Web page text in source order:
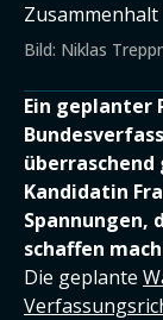
Bild: Niklas
Ein geplanter
überraschend
Kandidatin
Spannungen,
schaffen
Die geplante